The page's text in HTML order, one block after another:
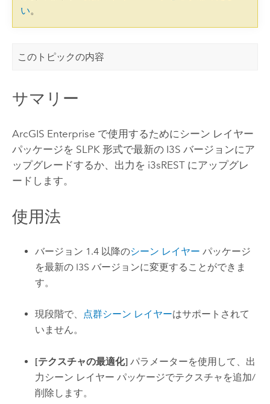
い。
このトピックの内容
サマリー
ArcGIS Enterprise で使用するためにシーン レイヤー
パッケージを SLPK 形式で最新の I3S バージョンにア
ップグレードするか、出力を i3sREST にアップグレ
ードします。
使用法
バージョン 1.4 以降のシーン レイヤー パッケージ
を最新の I3S バージョンに変更することができま
す。
現段階で、 点群シーン レイヤーはサポートされて
いません。
[テクスチャの最適化] パラメーターを使用して、出
力シーン レイヤー パッケージでテクスチャを追加/
削除します。